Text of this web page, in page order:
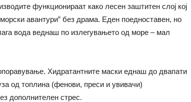
функционираат како лесен заштитен слој кој
авантури” без драма. Еден поедноставен, но
вода веднаш по излегувањето од море – мал
Хидратантните маски еднаш до двапати
од топлина (фенови, преси и увивачи)
дополнителен стрес.